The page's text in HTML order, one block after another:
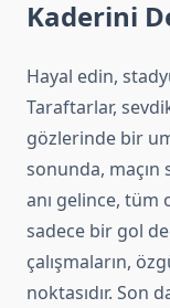
Kaderini
Hayal edin,
Taraftarlar,
gözlerinde bir
sonunda,
anı gelince, tüm
sadece bir gol
çalışmaların,
noktasıdır. Son